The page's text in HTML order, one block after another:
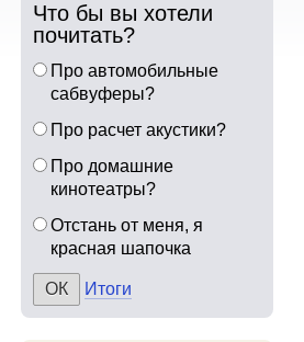
Что бы вы хотели
почитать?
Про автомобильные
сабвуферы?
Про расчет акустики?
Про домашние
кинотеатры?
Отстань от меня, я
красная шапочка
Итоги